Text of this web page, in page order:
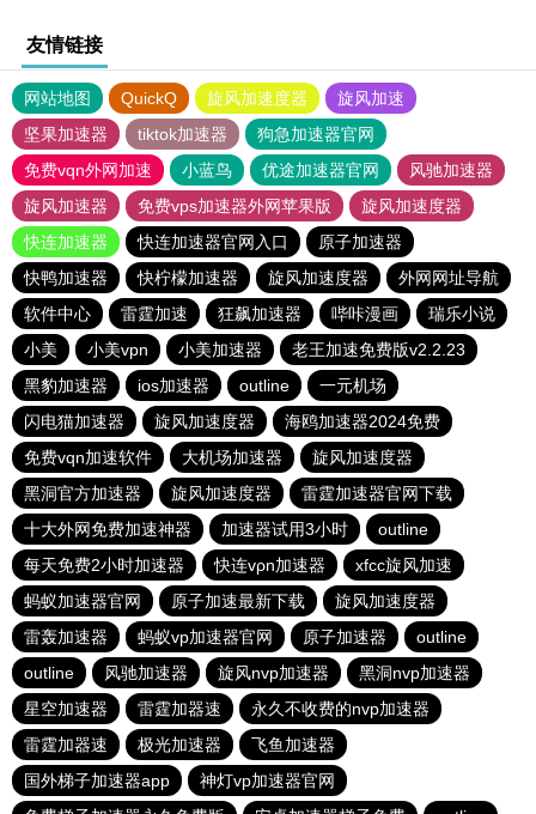
友情链接
网站地图 QuickQ 旋风加速度器
旋风加速
坚果加速器
tiktok加速器
狗急加速器官网
免费vqn外网加速
小蓝鸟 优途加速器官网
风驰加速器
旋风加速器
免费vps加速器外网苹果版
旋风加速度器
快连加速器
快连加速器官网入口
原子加速器
快鸭加速器
快柠檬加速器 旋风加速度器
外网网址导航
软件中心
雷霆加速 狂飙加速器 哔咔漫画
瑞乐小说
小美
小美vpn 小美加速器
老王加速免费版v2.2.23
黑豹加速器
ios加速器 outline
一元机场
闪电猫加速器
旋风加速度器
海鸥加速器2024免费
免费vqn加速软件
大机场加速器
旋风加速度器
黑洞官方加速器
旋风加速度器
雷霆加速器官网下载
十大外网免费加速神器
加速器试用3小时
outline
每天免费2小时加速器
快连vρn加速器
xfcc旋风加速
蚂蚁加速器官网
原子加速最新下载
旋风加速度器
雷轰加速器
蚂蚁vp加速器官网 原子加速器
outline
outline
风驰加速器 旋风nvp加速器
黑洞nvp加速器
星空加速器
雷霆加器速
永久不收费的nvp加速器
雷霆加器速
极光加速器
飞鱼加速器
国外梯子加速器app
神灯vp加速器官网